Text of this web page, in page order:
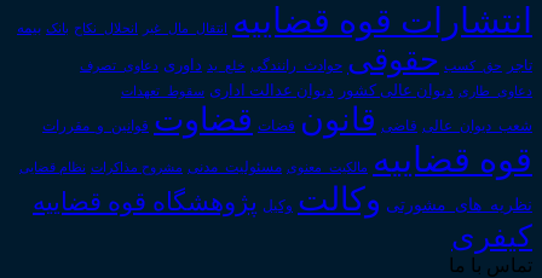
انتشارات قوه قضاییه انتقال_مال_غیر انحلال_نکاح بانک بیمه
تاجر حق_کسب حقوقی حوادث_رانندگی خلع_ید داوری دعاوی_تصرف
دعاوی_طاری دیوان عالی کشور دیوان عدالت اداری سقوط_تعهدات
شعب_دیوان_عالی قاضی قانون قضات قضاوت قوانین_و_مقررات
قوه قضاییه مالکیت_معنوی مسئولیت_مدنی مشروح مذاکرات نظام قضایی
نظریه_های_مشورتی وکالت وکیل پژوهشگاه قوه قضاییه
کیفری
تماس با ما